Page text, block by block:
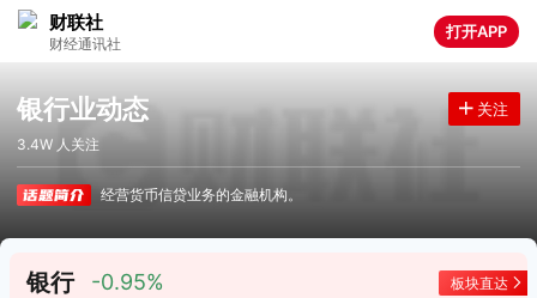
财联社
财经通讯社
打开APP
银行业动态 关注
3.4W 人关注
经营货币信贷业务的金融机构。
银行 -0.95% 板块直达